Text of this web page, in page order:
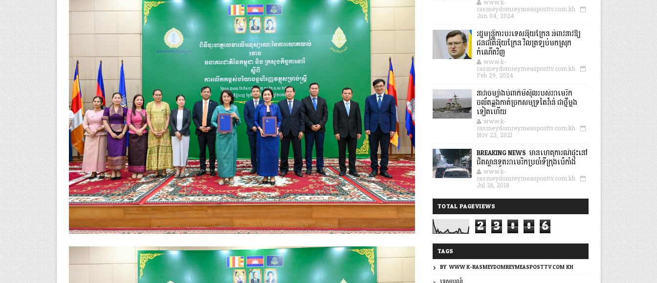
www.k-
rasmeydomreymeasposttv.com.kh
Jun 04, 2024
រដ្ឋមន្ត្រីការបរទេសអ៊ុយក្រែន អំពាវនាវឱ្យ
ជនជាតិអ៊ុយក្រែន វិលត្រឡប់មកស្រុក
កំណើតវិញ
www.k-
rasmeydomreymeasposttv.com.kh
Feb 29, 2024
នាវាចម្បាំងបំពាក់មីស៊ីលរបស់អាមេរិក
ចល័តឆ្លងកាត់ច្រកសមុទ្រតៃវ៉ាន់ ជាថ្មីម្តង
ទៀតហើយ
www.k-
rasmeydomreymeasposttv.com.kh
Nov 23, 2021
BREAKING NEWS: មានហេតុការណ៍ផ្ទុះនៅ
ជិតស្ថានទូតអាមេរិកប្រចាំទីក្រុងប៉េកាំង
www.k-
rasmeydomreymeasposttv.com.kh
Jul 26, 2018
TOTAL PAGEVIEWS
2 3 0 0 6
TAGS
BY: WWW.K-RASMEYDOMREYMEASPOSTTV.COM.KH